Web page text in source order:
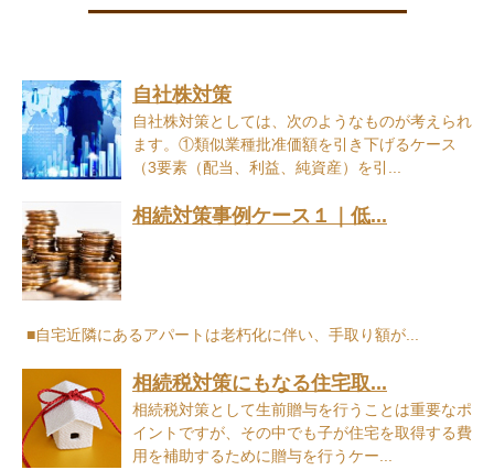
自社株対策
自社株対策としては、次のようなものが考えられ
ます。①類似業種批准価額を引き下げるケース
（3要素（配当、利益、純資産）を引...
相続対策事例ケース１｜低...
■自宅近隣にあるアパートは老朽化に伴い、手取り額が...
相続税対策にもなる住宅取...
相続税対策として生前贈与を行うことは重要なポ
イントですが、その中でも子が住宅を取得する費
用を補助するために贈与を行うケー...